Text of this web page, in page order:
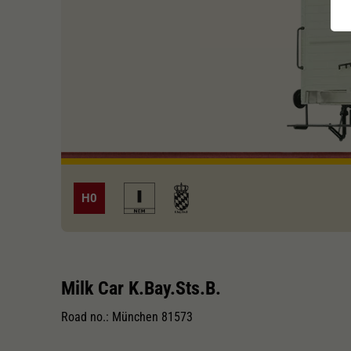
H0
Milk Car K.Bay.Sts.B.
Road no.: München 81573